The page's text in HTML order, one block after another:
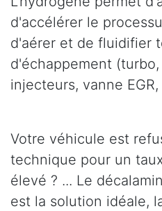
d'accélérer le
d'aérer et de fluidifier
d'échappement
injecteurs, vanne
Votre véhicule est
technique pour un
élevé ? ... Le
est la solution idéale,